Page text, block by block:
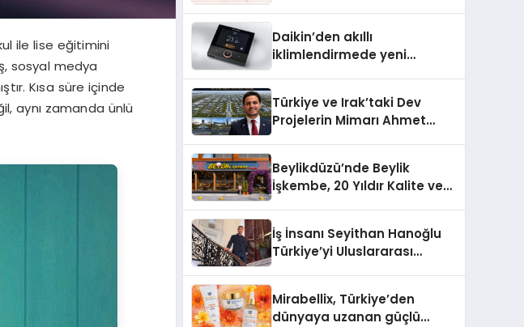
ile lise eğitimini
sosyal medya
Kısa süre içinde
aynı zamanda ünlü
Daikin’den akıllı
iklimlendirmede yeni
Türkiye ve Irak’taki Dev
Projelerin Mimarı Ahmet
Holding Industrial City”
Projesini Hayata Geçirecek
Beylikdüzü’nde Beylik
İşkembe, 20 Yıldır Kalite ve
İş İnsanı Seyithan Hanoğlu
Türkiye’yi Uluslararası
Mirabellix, Türkiye’den
dünyaya uzanan güçlü